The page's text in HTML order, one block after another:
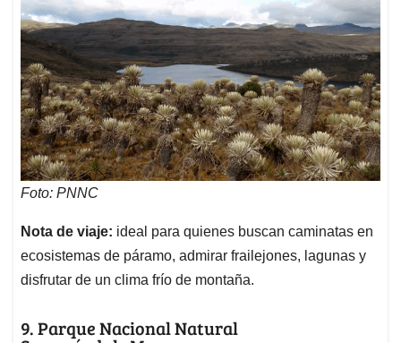
Foto: PNNC
Nota de viaje: ideal para quienes buscan caminatas en
ecosistemas de páramo, admirar frailejones, lagunas y
disfrutar de un clima frío de montaña.
9. Parque Nacional Natural